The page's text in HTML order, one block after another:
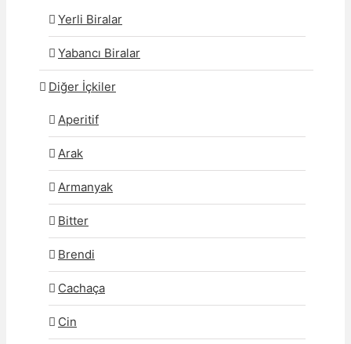
Yerli Biralar
Yabancı Biralar
Diğer İçkiler
Aperitif
Arak
Armanyak
Bitter
Brendi
Cachaça
Cin